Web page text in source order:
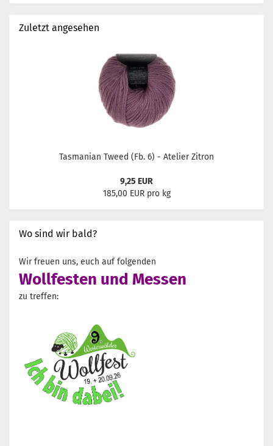
Zuletzt angesehen
Tasmanian Tweed (Fb. 6) - Atelier Zitron
9,25 EUR
185,00 EUR pro kg
Wo sind wir bald?
Wir freuen uns, euch auf folgenden
Wollfesten und Messen
zu treffen: